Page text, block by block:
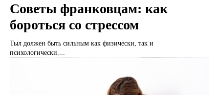
Советы франковцам: как
бороться со стрессом
Тыл должен быть сильным как физически, так и
психологически....